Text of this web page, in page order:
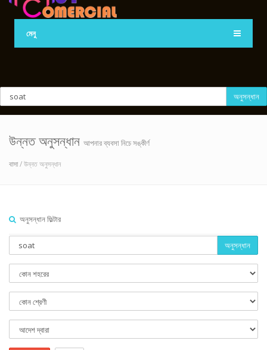
মেনু
অনুসন্ধান
উন্নত অনুসন্ধান আপনার ব্যবসা নিচে সঙ্কীর্ণ
বাসা/ উন্নত অনুসন্ধান
অনুসন্ধান ফিল্টার
অনুসন্ধান